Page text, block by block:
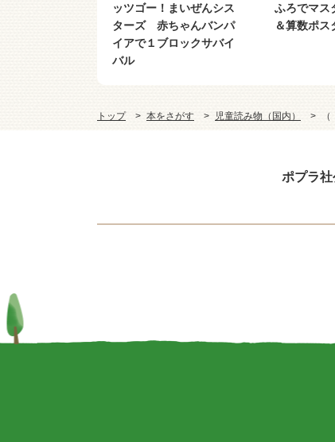
ッツゴー！まいぜんシス
ターズ 赤ちゃんバンパ
イアで１ブロックサバイ
バル
ふろでマ
＆算数ポス
トップ 本をさがす 児童読み物（国内）
ポプラ社